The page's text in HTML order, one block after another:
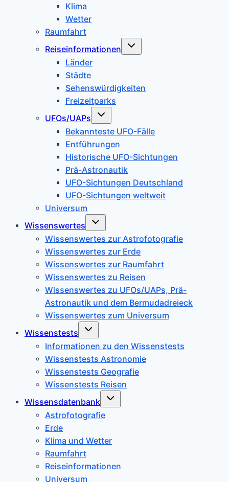
Klima
Wetter
Raumfahrt
Reiseinformationen
Untermenü
Länder
Städte
Sehenswürdigkeiten
Freizeitparks
UFOs/UAPs
Untermenü
Bekannteste UFO-Fälle
Entführungen
Historische UFO-Sichtungen
Prä-Astronautik
UFO-Sichtungen Deutschland
UFO-Sichtungen weltweit
Universum
Wissenswertes
Untermenü
Wissenswertes zur Astrofotografie
Wissenswertes zur Erde
Wissenswertes zur Raumfahrt
Wissenswertes zu Reisen
Wissenswertes zu UFOs/UAPs, Prä-
Astronautik und dem Bermudadreieck
Wissenswertes zum Universum
Wissenstests
Untermenü
Informationen zu den Wissenstests
Wissenstests Astronomie
Wissenstests Geografie
Wissenstests Reisen
Wissensdatenbank
Untermenü
Astrofotografie
Erde
Klima und Wetter
Raumfahrt
Reiseinformationen
Universum